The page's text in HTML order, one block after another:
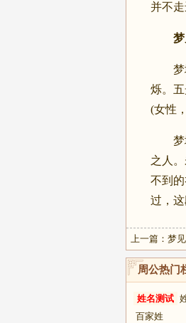
并不走
梦境
烁。
(女性
梦境
之人
不到
过，这
上一篇： 梦
周公热门
姓名测试
百家姓